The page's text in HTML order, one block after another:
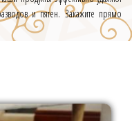
и пятен. Закажите прямо